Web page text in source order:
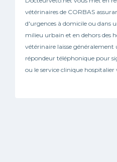
vétérinaires de CORBAS
d'urgences à domicile ou dans
milieu urbain et en dehors des
vétérinaire laisse généralement
répondeur téléphonique pour
ou le service clinique